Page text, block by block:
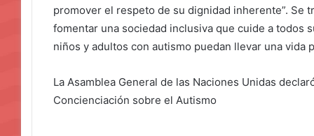
promover el respeto de su dignidad inherente”. Se
fomentar una sociedad inclusiva que cuide a todos
niños y adultos con autismo puedan llevar una vida
La Asamblea General de las Naciones Unidas
Concienciación sobre el Autismo